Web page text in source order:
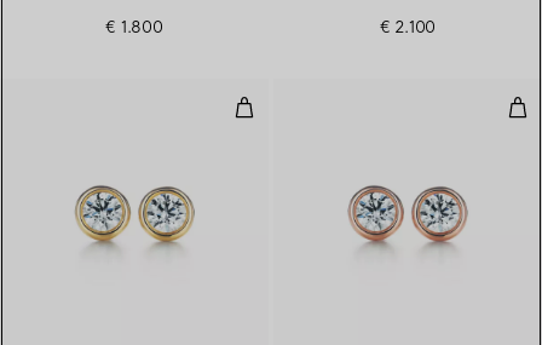
€ 1.800 € 2.100
Diamonds by the Yard®